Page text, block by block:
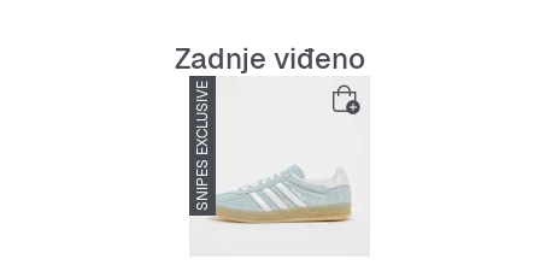
adidas Originals
Udoban kroj za cijeli dan
Izdržljiv materijal za dugotrajnost
Zadnje viđeno
SNIPES EXCLUSIVE